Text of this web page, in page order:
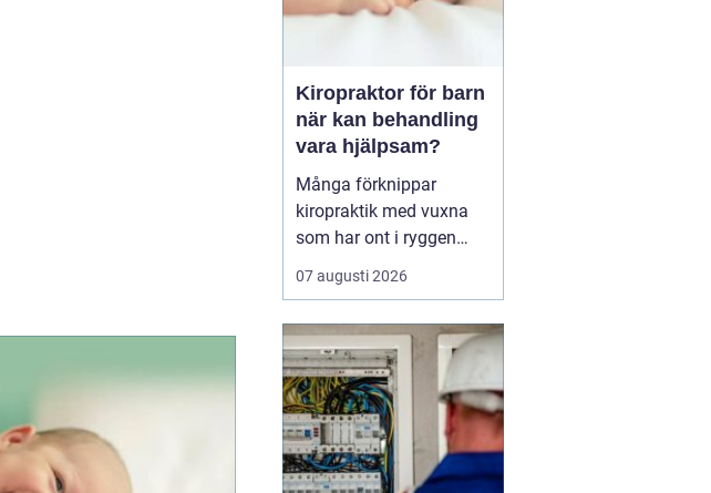
Kiropraktor för barn
när kan behandling
vara hjälpsam?
Många förknippar
kiropraktik med vuxna
som har ont i ryggen
eller nacken. Men barns
kroppar är i ständig
för påfrestningar från
graviditet och
förlossning, fall i
lekparken, snabb tillväxt
och ibland hård
idrottsträning. Därför...
07 augusti 2026